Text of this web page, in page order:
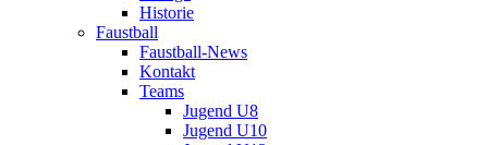
Historie
Faustball
Faustball-News
Kontakt
Teams
Jugend U8
Jugend U10